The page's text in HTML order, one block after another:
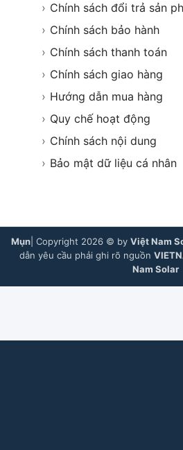
› Chính sách đổi trả sản
› Chính sách bảo hành
› Chính sách thanh toán
› Chính sách giao hàng
› Hướng dẫn mua hàng
› Quy chế hoạt động
› Chính sách nội dung
› Bảo mật dữ liệu cá nhân
Mụn | Copyright 2026 © by Việt Nam
dẫn yêu cầu phải ghi rõ nguồn
Nam Solar